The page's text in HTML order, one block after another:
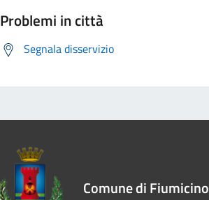
Problemi in città
Segnala disservizio
Comune di Fiumicino